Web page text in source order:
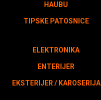
HAUBU
TIPSKE PATOSNICE
ELEKTRONIKA
ENTERIJER
EKSTERIJER / KAROSERIJA